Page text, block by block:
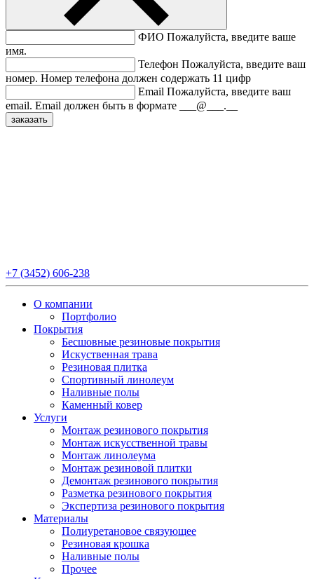
ФИО Пожалуйста, введите ваше
имя.
Телефон Пожалуйста, введите ваш
номер. Номер телефона должен содержать 11 цифр
Email Пожалуйста, введите ваш
email. Email должен быть в формате ___@___.__
+7 (3452) 606-238
О компании
Портфолио
Покрытия
Бесшовные резиновые покрытия
Искуственная трава
Резиновая плитка
Спортивный линолеум
Наливные полы
Каменный ковер
Услуги
Монтаж резинового покрытия
Монтаж искусственной травы
Монтаж линолеума
Монтаж резиновой плитки
Демонтаж резинового покрытия
Разметка резинового покрытия
Экспертиза резинового покрытия
Материалы
Полиуретановое связующее
Резиновая крошка
Наливные полы
Прочее